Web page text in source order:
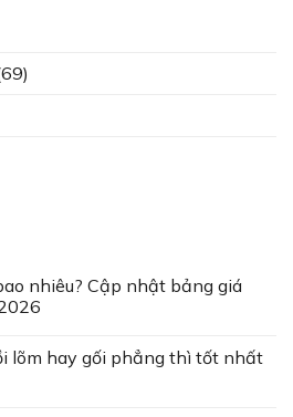
nhiêu? Cập nhật bảng giá
lõm hay gối phẳng thì tốt nhất